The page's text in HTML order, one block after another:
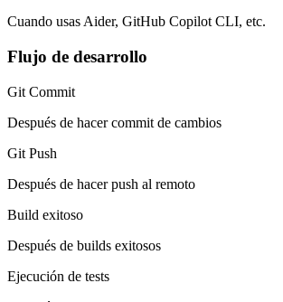
Cuando usas Aider, GitHub Copilot CLI, etc.
Flujo de desarrollo
Git Commit
Después de hacer commit de cambios
Git Push
Después de hacer push al remoto
Build exitoso
Después de builds exitosos
Ejecución de tests